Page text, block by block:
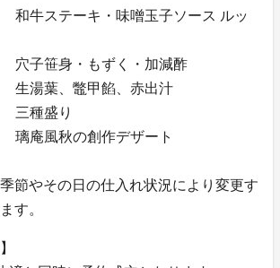
ステーキ・味噌玉子ソース ルッ
笹身・もずく・加減酢
葉、鼈甲餡、赤出汁
三種盛り
庵風秋の創作デザート
節やその日の仕入れ状況により変更す
す。